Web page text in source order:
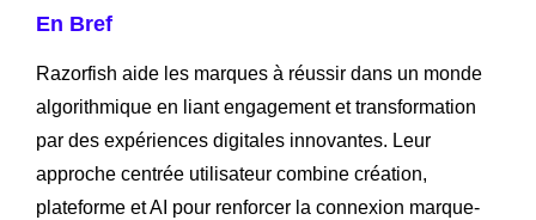
En Bref
Razorfish aide les marques à réussir dans un monde
algorithmique en liant engagement et transformation
par des expériences digitales innovantes. Leur
approche centrée utilisateur combine création,
plateforme et AI pour renforcer la connexion marque-